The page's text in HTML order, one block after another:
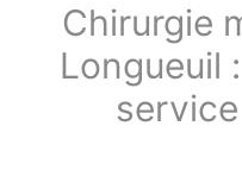
Chirurgie
Longueuil